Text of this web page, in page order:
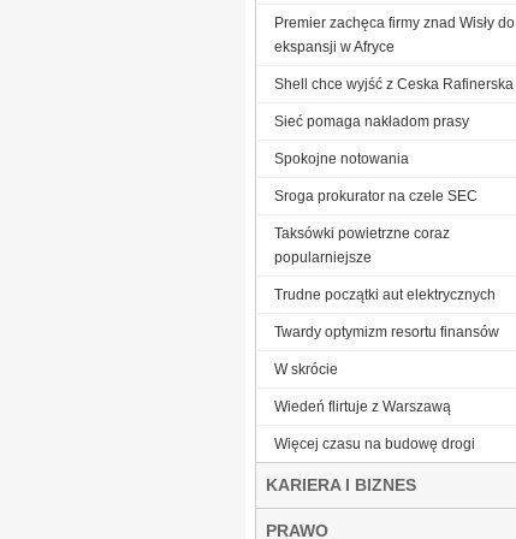
Premier zachęca firmy znad Wisły do
ekspansji w Afryce
Shell chce wyjść z Ceska Rafinerska
Sieć pomaga nakładom prasy
Spokojne notowania
Sroga prokurator na czele SEC
Taksówki powietrzne coraz
popularniejsze
Trudne początki aut elektrycznych
Twardy optymizm resortu finansów
W skrócie
Wiedeń flirtuje z Warszawą
Więcej czasu na budowę drogi
KARIERA I BIZNES
PRAWO